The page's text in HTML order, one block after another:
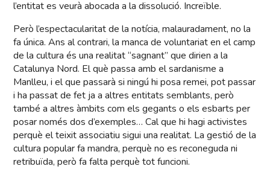
l’entitat es veurà abocada a la dissolució. Increïble.
Però l’espectacularitat de la notícia, malauradament, no la
fa única. Ans al contrari, la manca de voluntariat en el camp
de la cultura és una realitat “sagnant” que dirien a la
Catalunya Nord. El què passa amb el sardanisme a
Manlleu, i el que passarà si ningú hi posa remei, pot passar
i ha passat de fet ja a altres entitats semblants, però
també a altres àmbits com els gegants o els esbarts per
posar només dos d’exemples… Cal que hi hagi activistes
perquè el teixit associatiu sigui una realitat. La gestió de la
cultura popular fa mandra, perquè no es reconeguda ni
retribuïda, però fa falta perquè tot funcioni.